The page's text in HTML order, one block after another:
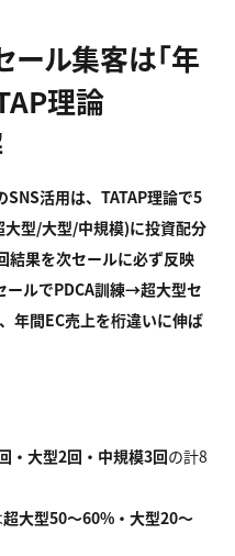
ル集客は「年
理論
SNS活用は、TATAP理論で5
大型/大型/中規模)に投資配分
結果を次セールに必ず反映
ールでPDCA訓練→超大型セ
年間EC売上を桁違いに伸ば
・大型2回・中規模3回の計8
超大型50〜60%・大型20〜